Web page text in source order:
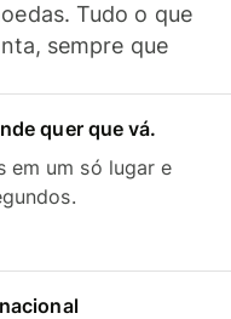
Tudo o que
sempre que
quer que vá.
em um só lugar e